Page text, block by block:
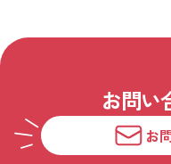
お問い
お